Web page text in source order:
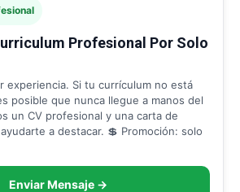
Profesional Por Solo
experiencia. Si tu currículum no está
posible que nunca llegue a manos del
un CV profesional y una carta de
a destacar. 💲 Promoción: solo
Enviar Mensaje →